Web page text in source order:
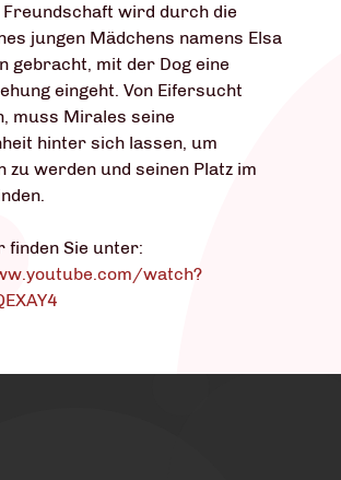
wird durch die
jungen Mädchens namens Elsa
gebracht, mit der Dog eine
eingeht. Von Eifersucht
muss Mirales seine
hinter sich lassen, um
zu werden und seinen Platz im
finden Sie unter:
watch?